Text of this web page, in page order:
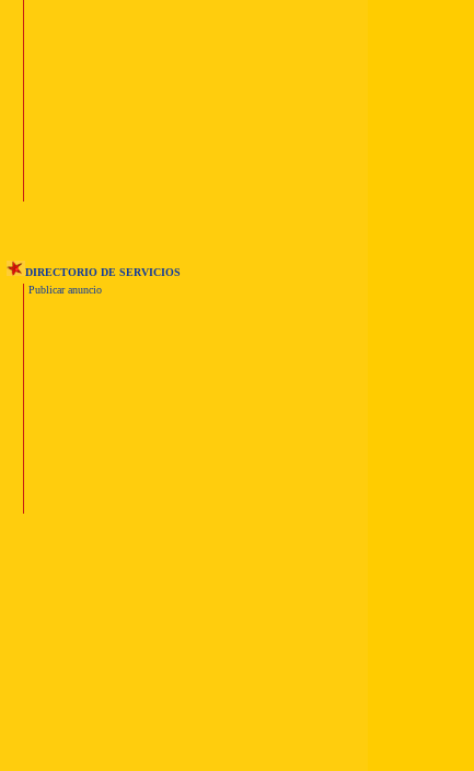
DIRECTORIO DE SERVICIOS
Publicar anuncio